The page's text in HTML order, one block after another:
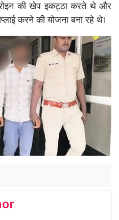
की खेप इकट्ठा करते थे और
करने की योजना बना रहे थे।